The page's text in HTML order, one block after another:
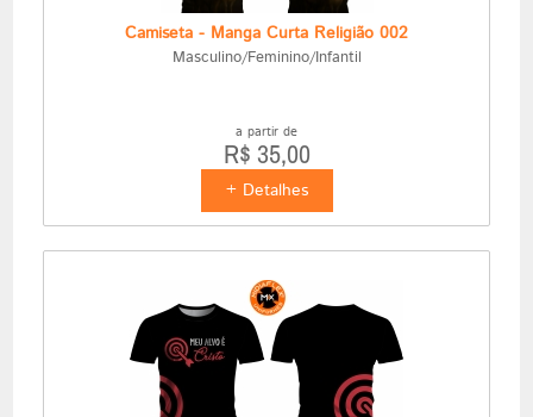
Camiseta - Manga Curta Religião 002
Masculino/Feminino/Infantil
a partir de
R$ 35,00
+ Detalhes